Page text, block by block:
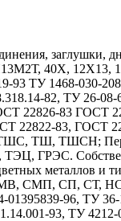
заглушки,
40Х,
ТУ 1468-030-
82, ТУ 26-
22826-83 ГОСТ
22822-83,
ТШС, ТШ, ТШСН;
ГРЭС.
СП, СТ, НСТ,
96, ТУ 36-
93, ТУ 4212-